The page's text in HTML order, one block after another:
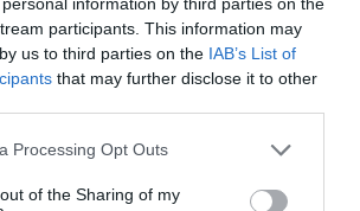
participants. This information may
us to third parties on the IAB’s List of
that may further disclose it to other
website/app uses one or more Google
visit or usage behaviour. You may click to
Processing Opt Outs
of the Sharing of my
την